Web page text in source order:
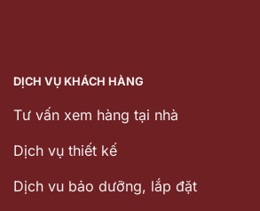
DỊCH VỤ KHÁCH HÀNG
Tư vấn xem hàng tại nhà
Dịch vụ thiết kế
Dịch vu bảo dưỡng, lắp đặt